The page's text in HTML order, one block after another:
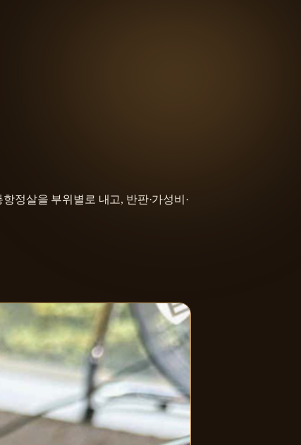
정살을 부위별로 내고, 반판·가성비·